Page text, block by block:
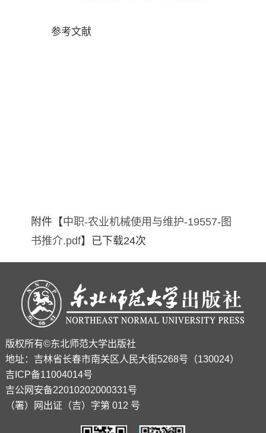
参考文献
附件【中职-农业机械使用与维护-19557-图
书推介.pdf】已下载24次
版权所有©东北师范大学出版社
地址：吉林省长春市南关区人民大街5268号（130024）
吉ICP备11004014号
吉公网安备22010202000331号
（署）网出证（吉）字第 012 号